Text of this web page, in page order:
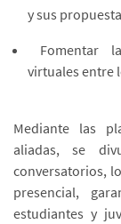
y sus
Fomentar
virtuales entre
Mediante las
aliadas, se
conversatorios,
presencial,
estudiantes y